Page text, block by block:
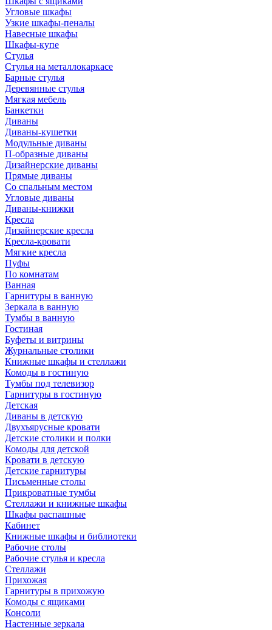
Угловые шкафы
Узкие шкафы-пеналы
Навесные шкафы
Шкафы-купе
Стулья
Стулья на металлокаркасе
Барные стулья
Деревянные стулья
Мягкая мебель
Банкетки
Диваны
Диваны-кушетки
Модульные диваны
П-образные диваны
Дизайнерские диваны
Прямые диваны
Со спальным местом
Угловые диваны
Диваны-книжки
Кресла
Дизайнерские кресла
Кресла-кровати
Мягкие кресла
Пуфы
По комнатам
Ванная
Гарнитуры в ванную
Зеркала в ванную
Тумбы в ванную
Гостиная
Буфеты и витрины
Журнальные столики
Книжные шкафы и стеллажи
Комоды в гостиную
Тумбы под телевизор
Гарнитуры в гостиную
Детская
Диваны в детскую
Двухъярусные кровати
Детские столики и полки
Комоды для детской
Кровати в детскую
Детские гарнитуры
Письменные столы
Прикроватные тумбы
Стеллажи и книжные шкафы
Шкафы распашные
Кабинет
Книжные шкафы и библиотеки
Рабочие столы
Рабочие стулья и кресла
Стеллажи
Прихожая
Гарнитуры в прихожую
Комоды с ящиками
Консоли
Настенные зеркала